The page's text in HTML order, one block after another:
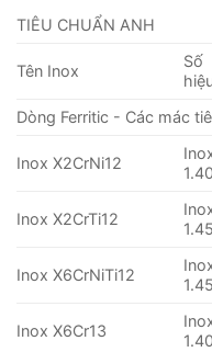
TIÊU CHUẨN ANH
Tên Inox
Số
Dòng Ferritic - Các mác
Inox X2CrNi12
Inox X2CrTi12
Inox X6CrNiTi12
Inox X6Cr13